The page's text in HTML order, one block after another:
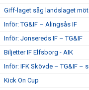
Giff-laget såg landslaget
Inför: TG&IF – Alingsås IF
Inför: Jonsereds IF – TG&IF
Biljetter IF Elfsborg - AIK
Inför: IFK Skövde – TG&IF –
Kick On Cup